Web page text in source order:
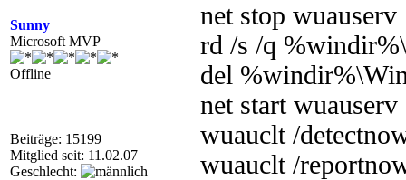
Sunny
Microsoft MVP
Offline
Beiträge: 15199
Mitglied seit: 11.02.07
Geschlecht:
net stop wuauserv
rd /s /q
del
net start wuauserv
wuauclt /
wuauclt /